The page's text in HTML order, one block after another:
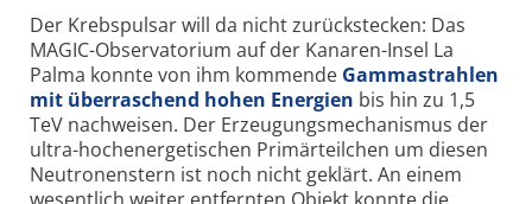
Der Krebspulsar will da nicht zurückstecken: Das
MAGIC-Observatorium auf der Kanaren-Insel La
Palma konnte von ihm kommende Gammastrahlen
mit überraschend hohen Energien bis hin zu 1,5
TeV nachweisen. Der Erzeugungsmechanismus der
ultra-hochenergetischen Primärteilchen um diesen
Neutronenstern ist noch nicht geklärt. An einem